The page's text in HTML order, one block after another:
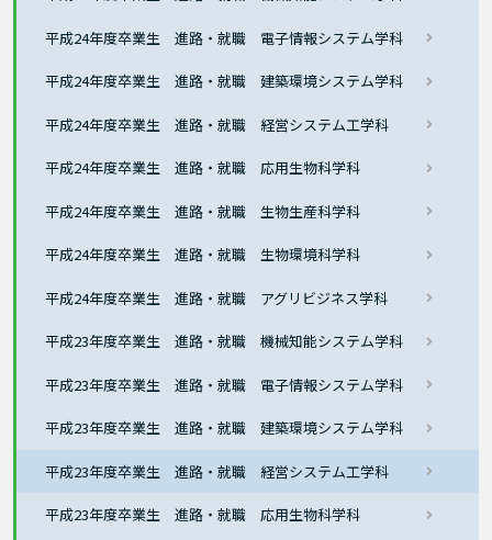
平成24年度卒業生 進路・就職 電子情報システム学科
平成24年度卒業生 進路・就職 建築環境システム学科
平成24年度卒業生 進路・就職 経営システム工学科
平成24年度卒業生 進路・就職 応用生物科学科
平成24年度卒業生 進路・就職 生物生産科学科
平成24年度卒業生 進路・就職 生物環境科学科
平成24年度卒業生 進路・就職 アグリビジネス学科
平成23年度卒業生 進路・就職 機械知能システム学科
平成23年度卒業生 進路・就職 電子情報システム学科
平成23年度卒業生 進路・就職 建築環境システム学科
平成23年度卒業生 進路・就職 経営システム工学科
平成23年度卒業生 進路・就職 応用生物科学科